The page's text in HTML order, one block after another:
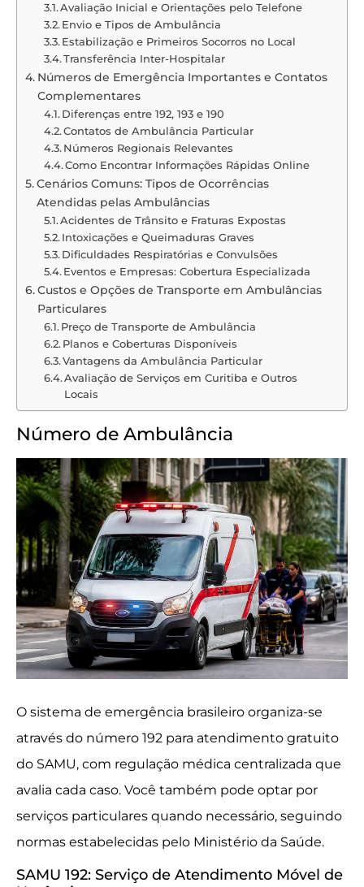
Avaliação Inicial e Orientações pelo Telefone
Envio e Tipos de Ambulância
Estabilização e Primeiros Socorros no Local
Transferência Inter-Hospitalar
Números de Emergência Importantes e Contatos
Complementares
Diferenças entre 192, 193 e 190
Contatos de Ambulância Particular
Números Regionais Relevantes
Como Encontrar Informações Rápidas Online
Cenários Comuns: Tipos de Ocorrências
Atendidas pelas Ambulâncias
Acidentes de Trânsito e Fraturas Expostas
Intoxicações e Queimaduras Graves
Dificuldades Respiratórias e Convulsões
Eventos e Empresas: Cobertura Especializada
Custos e Opções de Transporte em Ambulâncias
Particulares
Preço de Transporte de Ambulância
Planos e Coberturas Disponíveis
Vantagens da Ambulância Particular
Avaliação de Serviços em Curitiba e Outros
Locais
Número de Ambulância
O sistema de emergência brasileiro organiza-se
através do número 192 para atendimento gratuito
do SAMU, com regulação médica centralizada que
avalia cada caso. Você também pode optar por
serviços particulares quando necessário, seguindo
normas estabelecidas pelo Ministério da Saúde.
SAMU 192: Serviço de Atendimento Móvel de